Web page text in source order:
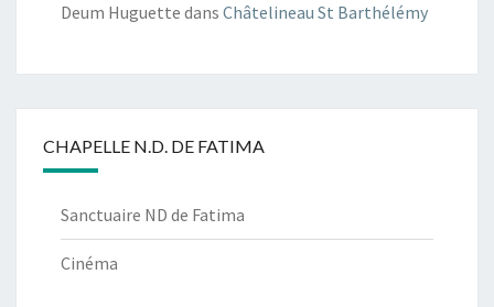
Deum Huguette dans Châtelineau St Barthélémy
CHAPELLE N.D. DE FATIMA
Sanctuaire ND de Fatima
Cinéma